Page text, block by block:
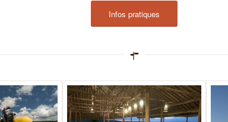
Infos pratiques